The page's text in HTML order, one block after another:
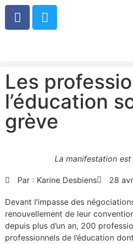
0
Les
l’éducation
grève
La manifestation est
Par : Karine Desbiens 28
Devant l’impasse des
renouvellement de leur
depuis plus d’un an, 200
professionnels de l’éducation